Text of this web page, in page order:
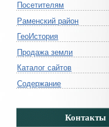
Посетителям
Раменский район
ГеоИстория
Продажа земли
Каталог сайтов
Содержание
Контакты